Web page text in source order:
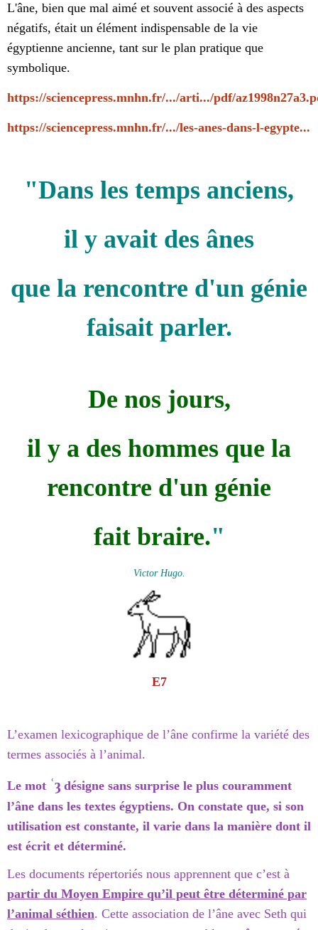
L'âne, bien que mal aimé et souvent associé à des aspects
négatifs, était un élément indispensable de la vie
égyptienne ancienne, tant sur le plan pratique que
symbolique.
https://sciencepress.mnhn.fr/.../arti.../pdf/
https://sciencepress.mnhn.fr/.../les-anes-dans-l-egypte...
"Dans les temps anciens,
il y avait des ânes
que la rencontre d'un génie
faisait parler.
De nos jours,
il y a des hommes que la
rencontre d'un génie
fait braire."
Victor Hugo.
E7
L’examen lexicographique de l’âne confirme la variété des
termes associés à l’animal.
Le mot ʿȝ désigne sans surprise le plus couramment
l’âne dans les textes égyptiens. On constate que, si son
utilisation est constante, il varie dans la manière dont il
est écrit et déterminé.
Les documents répertoriés nous apprennent que c’est à
partir du Moyen Empire qu’il peut être déterminé par
l’animal séthien. Cette association de l’âne avec Seth qui